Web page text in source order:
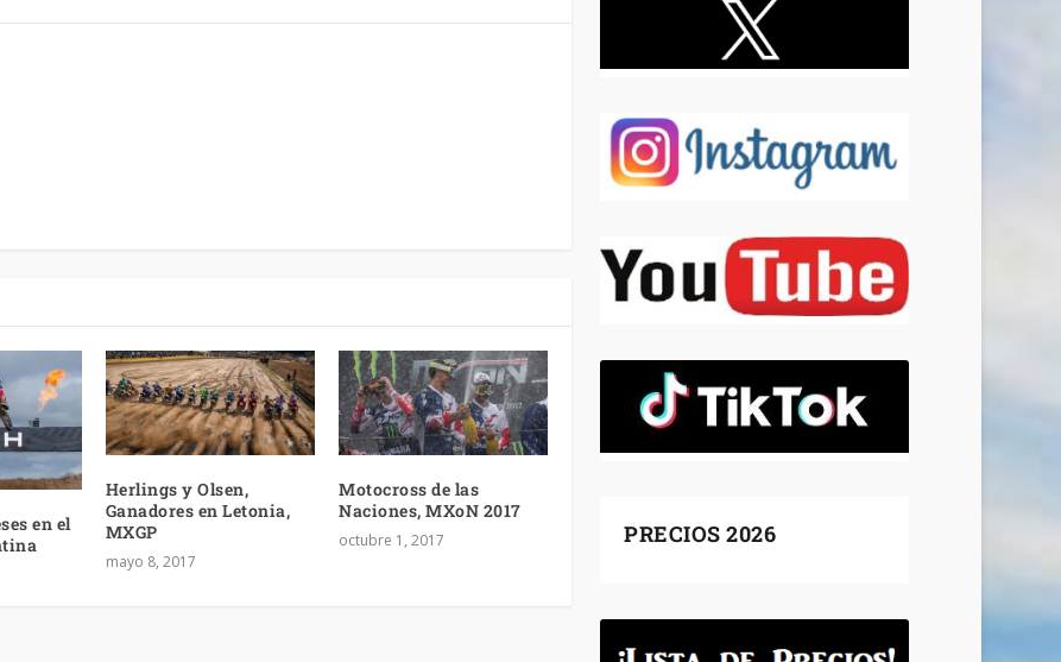
en el
Herlings y Olsen,
Ganadores en Letonia,
MXGP
mayo 8, 2017
Motocross de las
Naciones, MXoN 2017
octubre 1, 2017 PRECIOS 2026